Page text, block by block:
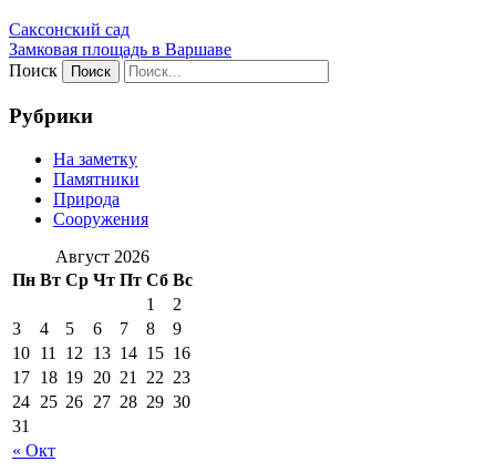
Саксонский сад
Замковая площадь в Варшаве
Поиск
Рубрики
На заметку
Памятники
Природа
Сооружения
Август 2026
Пн Вт Ср Чт Пт Сб Вс
« Окт
1
2
3
4 5 6 7 8
9
10 11 12 13 14 15 16
17 18 19 20 21 22 23
24 25 26 27 28 29 30
31